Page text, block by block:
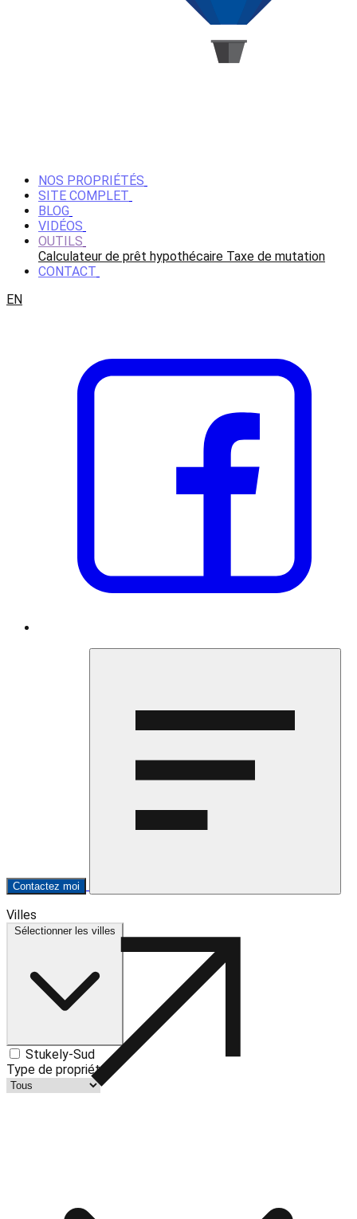
NOS PROPRIÉTÉS
SITE COMPLET
BLOG
VIDÉOS
OUTILS
Calculateur de prêt hypothécaire Taxe de mutation
CONTACT
EN
Contactez moi
+
Villes
Sélectionner les villes
Stukely-Sud
Type de propriété